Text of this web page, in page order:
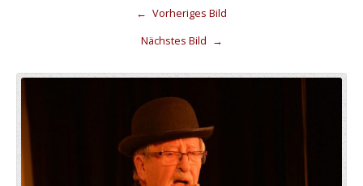
← Vorheriges Bild
Nächstes Bild →